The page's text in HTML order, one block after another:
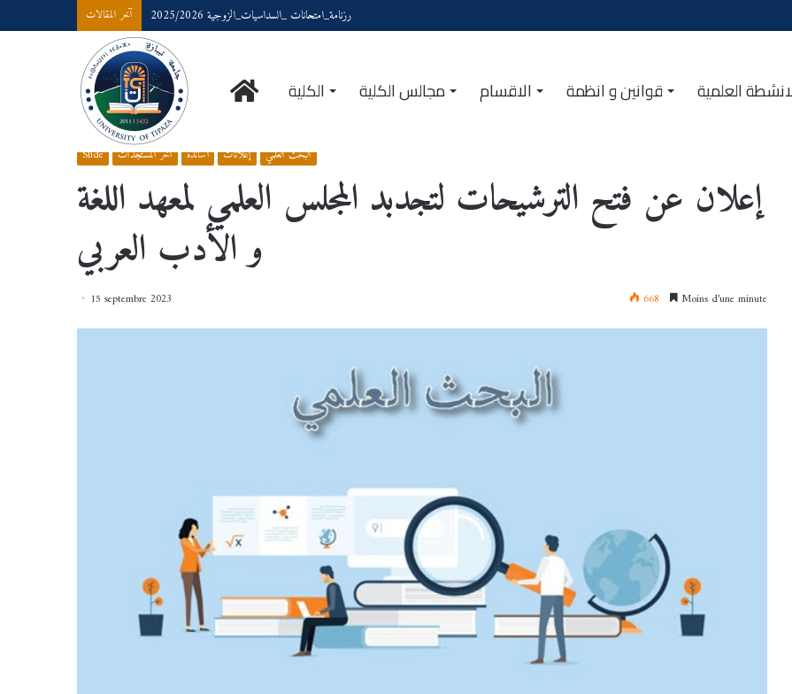
آخر المقالات رزنامة_امتحانات _السداسيات_الزوجية 2025/2026
الرئيسيةالكلية مجالس الكلية الاقسام قوانين و انظمة العلمية
Accueil/Slide/إعلان عن فتح الترشيحات لتجدبد المجلس العلمي لمعهد اللغة و الأدب العربي
Slide آخر المستجدات أساتذة إعلانات البحث العلمي
إعلان عن فتح الترشيحات لتجدبد المجلس العلمي لمعهد اللغة
و الأدب العربي
15 septembre 2023 668 Moins d’une minute